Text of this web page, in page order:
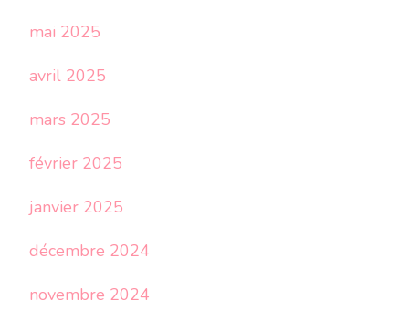
mai 2025
avril 2025
mars 2025
février 2025
janvier 2025
décembre 2024
novembre 2024